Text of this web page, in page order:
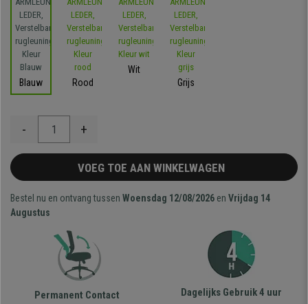
Blauw Rood
Wit
Grijs
- +
VOEG TOE AAN WINKELWAGEN
Bestel nu en ontvang tussen Woensdag 12/08/2026 en Vrijdag 14
Augustus
Permanent Contact
Dagelijks Gebruik 4 uur